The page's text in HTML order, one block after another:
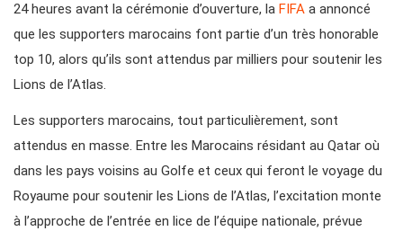
24 heures avant la cérémonie d’ouverture, la FIFA a annoncé
que les supporters marocains font partie d’un très honorable
top 10, alors qu’ils sont attendus par milliers pour soutenir les
Lions de l’Atlas.
Les supporters marocains, tout particulièrement, sont
attendus en masse. Entre les Marocains résidant au Qatar où
dans les pays voisins au Golfe et ceux qui feront le voyage du
Royaume pour soutenir les Lions de l’Atlas, l’excitation monte
à l’approche de l’entrée en lice de l’équipe nationale, prévue